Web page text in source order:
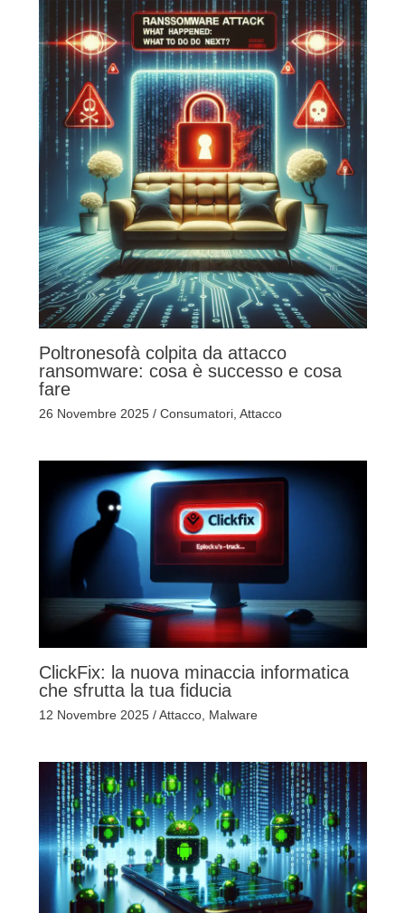
Poltronesofà colpita da attacco
ransomware: cosa è successo e cosa
fare
26 Novembre 2025 / Consumatori, Attacco
ClickFix: la nuova minaccia informatica
che sfrutta la tua fiducia
12 Novembre 2025 /Attacco, Malware